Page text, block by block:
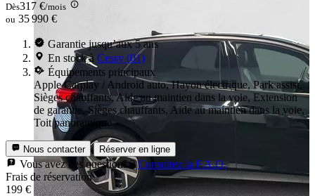
Dès317 €/mois
ou 35 990 €
Garantie jusqu’aux 5 ans
En stock à Cessy (01)
Équipements principaux
Apple Carplay / Android auto, Hayon électrique, Park assist,
Sièges chauffants, Aide au maintien dans la voie, Extension
de garantie, Sièges chauffants, Aide au maintien dans la voie,
Toit panoramique
Nous contacter Réserver en ligne
Vous avez des questions ? Consultez la F.A.Q.
Frais de réservation
199 €